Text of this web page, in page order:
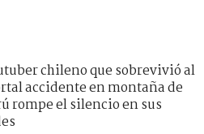
chileno que sobrevivió al
accidente en montaña de
rompe el silencio en sus